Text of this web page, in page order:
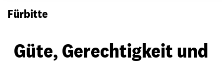
Fürbitte
Güte, Gerechtigkeit und